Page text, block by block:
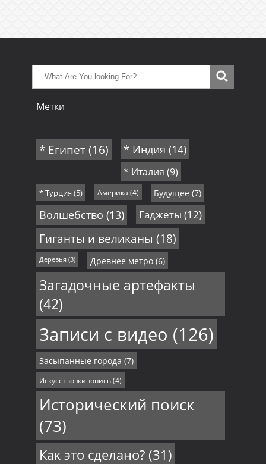
Метки
* Египет(16) * Индия (14)
* Италия (9)
* Турция (5) Америка (4) Будущее (7)
Волшебство (13) Гаджеты (12)
Гиганты и великаны (18)
Деревья(3) Древнее метро(6)
Загадочные артефакты
(42)
Записи с видео (126)
Засыпанные города (7)
Искусство живопись(4)
Исторический поиск
(73)
Как это сделано?(31)